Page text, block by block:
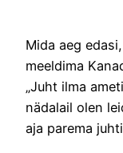
Mida aeg
meeldima
„Juht ilma
nädalail olen
aja parema